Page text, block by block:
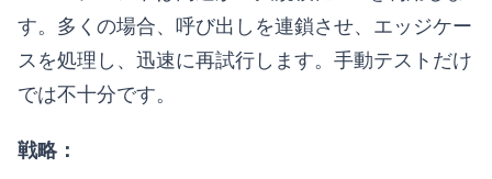
す。多くの場合、呼び出しを連鎖させ、エッジケー
スを処理し、迅速に再試行します。手動テストだけ
では不十分です。
戦略：